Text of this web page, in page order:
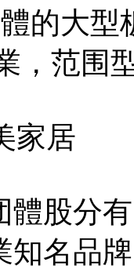
的大型
，范围
家居
體股分
知名品